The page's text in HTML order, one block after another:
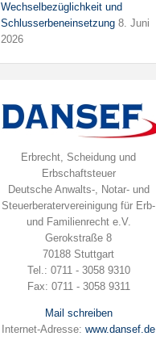
Wechselbezüglichkeit und
Schlusserbeneinsetzung 8. Juni
2026
Erbrecht, Scheidung und
Erbschaftsteuer
Deutsche Anwalts-, Notar- und
Steuerberatervereinigung für Erb-
und Familienrecht e.V.
Gerokstraße 8
70188 Stuttgart
Tel.: 0711 - 3058 9310
Fax: 0711 - 3058 9311
Mail schreiben
Internet-Adresse:www.dansef.de